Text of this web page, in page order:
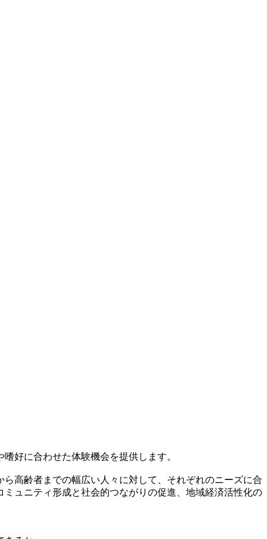
好に合わせた体験機会を提供します。
高齢者までの幅広い人々に対して、それぞれのニーズに合
ュニティ形成と社会的つながりの促進、地域経済活性化の